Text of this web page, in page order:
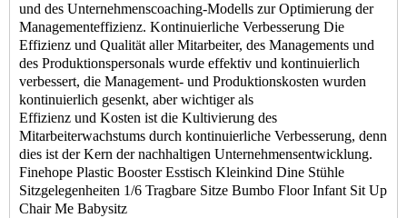
und des Unternehmenscoaching-Modells zur Optimierung der
Managementeffizienz. Kontinuierliche Verbesserung Die
Effizienz und Qualität aller Mitarbeiter, des Managements und
des Produktionspersonals wurde effektiv und kontinuierlich
verbessert, die Management- und Produktionskosten wurden
kontinuierlich gesenkt, aber wichtiger als
Effizienz und Kosten ist die Kultivierung des
Mitarbeiterwachstums durch kontinuierliche Verbesserung, denn
dies ist der Kern der nachhaltigen Unternehmensentwicklung.
Finehope Plastic Booster Esstisch Kleinkind Dine Stühle
Sitzgelegenheiten 1/6 Tragbare Sitze Bumbo Floor Infant Sit Up
Chair Me Babysitz